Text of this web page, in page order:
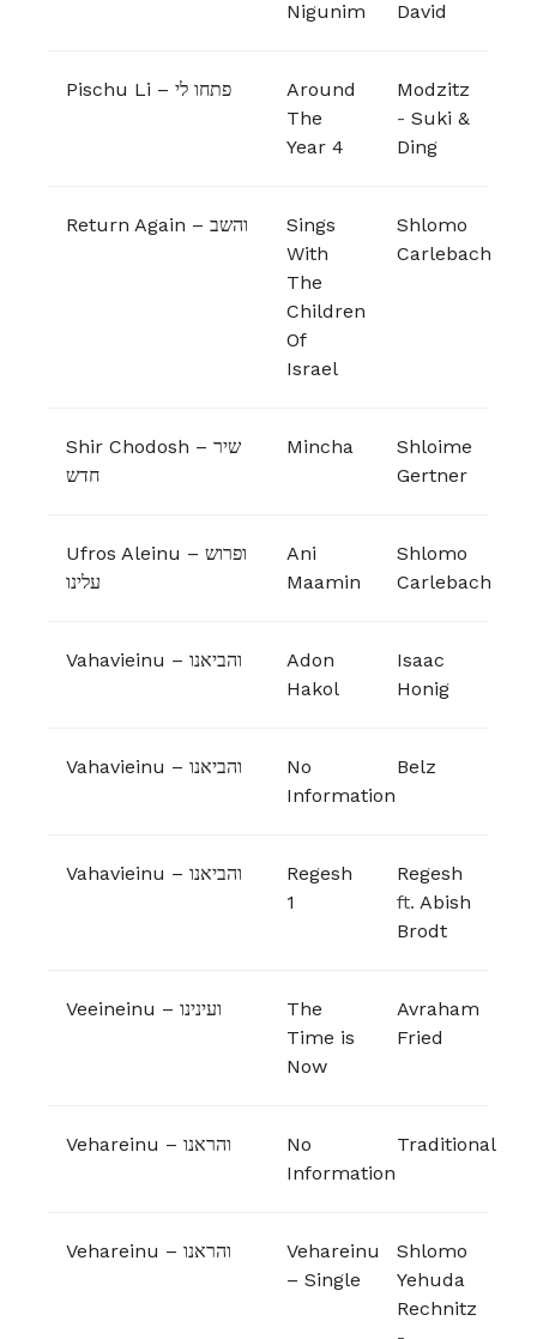
Nigunim
David
Pischu Li – פתחו לי
Around
The
Year 4
Modzitz
- Suki &
Ding
Return Again – והשב
Sings
With
The
Children
Of
Israel
Shlomo
Carlebach
Shir Chodosh – שיר
חדש
Mincha
Shloime
Gertner
Ufros Aleinu – ופרוש
עלינו
Ani
Maamin
Shlomo
Carlebach
Vahavieinu – והביאנו
Adon
Hakol
Isaac
Honig
Vahavieinu – והביאנו
No
Information
Belz
Vahavieinu – והביאנו
Regesh
1
Regesh
ft. Abish
Brodt
Veeineinu – ועינינו
The
Time is
Now
Avraham
Fried
Vehareinu – והראנו
No
Information
Traditional
Vehareinu – והראנו
Vehareinu
– Single
Shlomo
Yehuda
Rechnitz